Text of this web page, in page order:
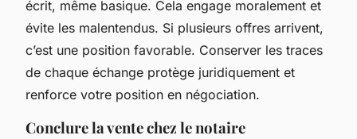
écrit, même basique. Cela engage moralement et
évite les malentendus. Si plusieurs offres arrivent,
c’est une position favorable. Conserver les traces
de chaque échange protège juridiquement et
renforce votre position en négociation.
Conclure la vente chez le notaire